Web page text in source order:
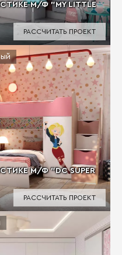
М/Ф "MY LITTLE
РАССЧИТАТЬ ПРОЕКТ
М/Ф "DC SUPER
РАССЧИТАТЬ ПРОЕКТ